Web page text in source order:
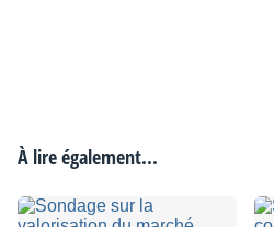
À lire également...